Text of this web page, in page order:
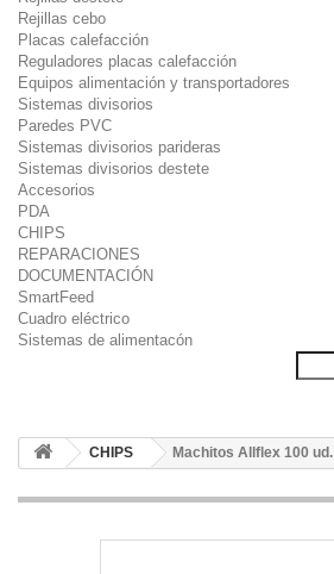
Rejillas cebo
Placas calefacción
Reguladores placas calefacción
Equipos alimentación y transportadores
Sistemas divisorios
Paredes PVC
Sistemas divisorios parideras
Sistemas divisorios destete
Accesorios
PDA
CHIPS
REPARACIONES
DOCUMENTACIÓN
SmartFeed
Cuadro eléctrico
Sistemas de alimentacón
CHIPS Machitos Allflex 100 ud.